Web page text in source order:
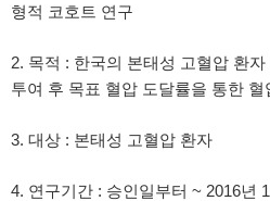
형적 코호트 연구
2. 목적 : 한국의 본태성 고혈압 환
투여 후 목표 혈압 도달률을 통한
3. 대상 : 본태성 고혈압 환자
4. 연구기간 : 승인일부터 ~ 2016년